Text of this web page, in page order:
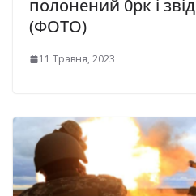
полонений 0рк і
(ФОТО)
11 Травня, 2023